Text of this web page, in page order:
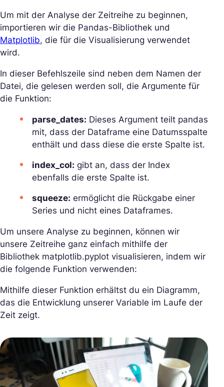
Um mit der Analyse der Zeitreihe zu beginnen,
importieren wir die Pandas-Bibliothek und
Matplotlib, die für die Visualisierung verwendet
wird.
In dieser Befehlszeile sind neben dem Namen der
Datei, die gelesen werden soll, die Argumente für
die Funktion:
parse_dates: Dieses Argument teilt pandas
mit, dass der Dataframe eine Datumsspalte
enthält und dass diese die erste Spalte ist.
index_col: gibt an, dass der Index
ebenfalls die erste Spalte ist.
squeeze: ermöglicht die Rückgabe einer
Series und nicht eines Dataframes.
Um unsere Analyse zu beginnen, können wir
unsere Zeitreihe ganz einfach mithilfe der
Bibliothek matplotlib.pyplot visualisieren, indem wir
die folgende Funktion verwenden:
Mithilfe dieser Funktion erhältst du ein Diagramm,
das die Entwicklung unserer Variable im Laufe der
Zeit zeigt.